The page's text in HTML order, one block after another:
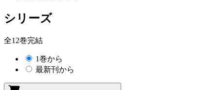
シリーズ
全12巻完結
1巻から
最新刊から